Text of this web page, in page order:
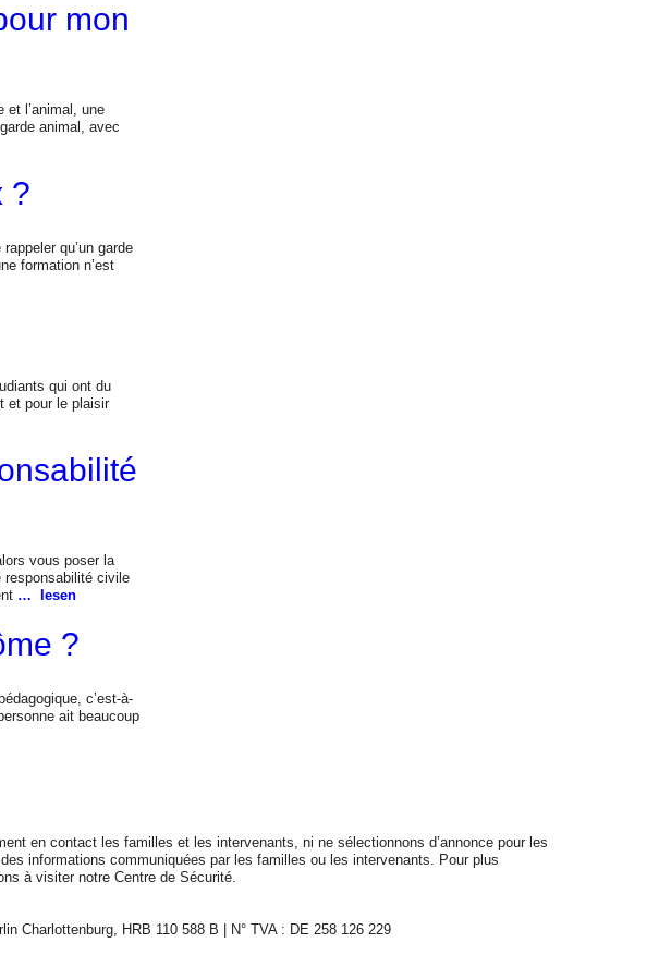
mon
et l’animal, une
animal, avec
?
qu’un garde
formation n’est
qui ont du
et pour le plaisir
vous poser la
responsabilité civile
… lesen
?
c’est-à-
ait beaucoup
en contact les familles et les intervenants, ni ne sélectionnons d’annonce pour les
informations communiquées par les familles ou les intervenants. Pour plus
à visiter notre Centre de Sécurité.
Charlottenburg, HRB 110 588 B | N° TVA : DE 258 126 229